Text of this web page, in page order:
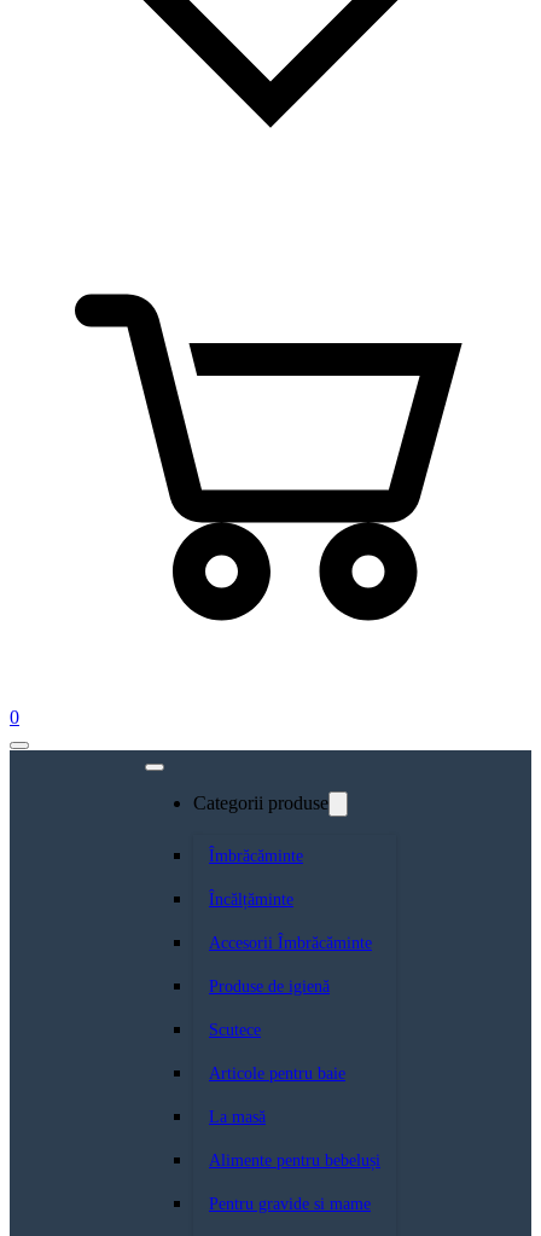
0
Categorii produse
Îmbrăcăminte
Încălțăminte
Accesorii Îmbrăcăminte
Produse de igienă
Scutece
Articole pentru baie
La masă
Alimente pentru bebeluși
Pentru gravide si mame